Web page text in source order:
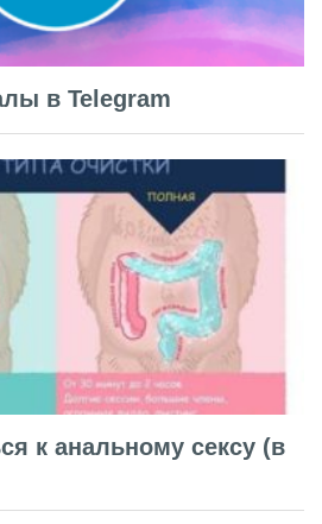
в Telegram
к анальному сексу (в